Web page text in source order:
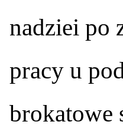
nadziei po
pracy u
brokatowe